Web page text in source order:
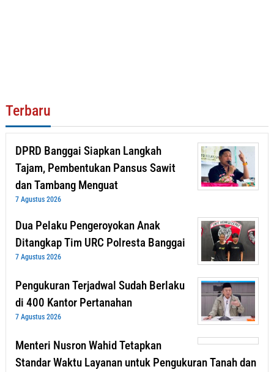
Terbaru
DPRD Banggai Siapkan Langkah
Tajam, Pembentukan Pansus Sawit
dan Tambang Menguat
7 Agustus 2026
Dua Pelaku Pengeroyokan Anak
Ditangkap Tim URC Polresta Banggai
7 Agustus 2026
Pengukuran Terjadwal Sudah Berlaku
di 400 Kantor Pertanahan
7 Agustus 2026
Menteri Nusron Wahid Tetapkan
Standar Waktu Layanan untuk Pengukuran Tanah dan